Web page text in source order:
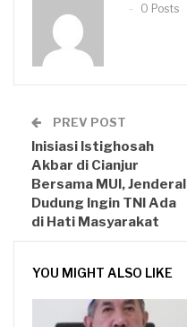
0 Posts
PREV POST
Inisiasi Istighosah
Akbar di Cianjur
Bersama MUI, Jenderal
Dudung Ingin TNI Ada
di Hati Masyarakat
YOU MIGHT ALSO LIKE